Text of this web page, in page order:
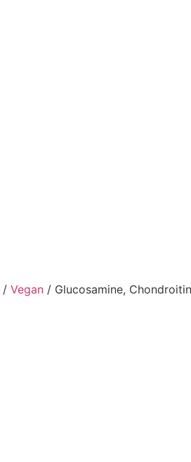
/Vegan / Glucosamine,